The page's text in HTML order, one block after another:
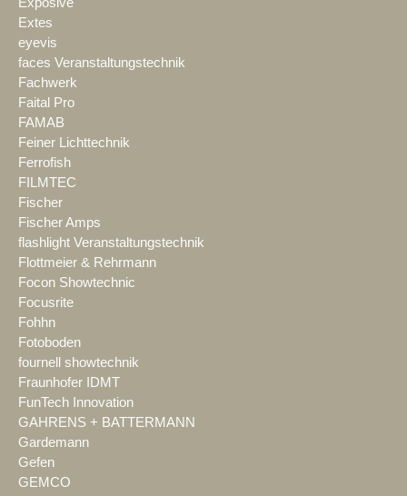
Exposive
Extes
eyevis
faces Veranstaltungstechnik
Fachwerk
Faital Pro
FAMAB
Feiner Lichttechnik
Ferrofish
FILMTEC
Fischer
Fischer Amps
flashlight Veranstaltungstechnik
Flottmeier & Rehrmann
Focon Showtechnic
Focusrite
Fohhn
Fotoboden
fournell showtechnik
Fraunhofer IDMT
FunTech Innovation
GAHRENS + BATTERMANN
Gardemann
Gefen
GEMCO